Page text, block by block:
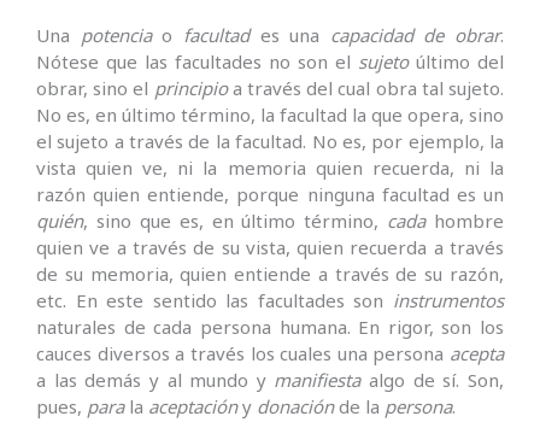
Una potenciao facultades una capacidad de obrar.
Nótese que las facultades no son el sujetoúltimo del
obrar, sino el principioa través del cual obra tal sujeto.
No es, en último término, la facultad la que opera, sino
el sujeto a través de la facultad. No es, por ejemplo, la
vista quien ve, ni la memoria quien recuerda, ni la
razón quien entiende, porque ninguna facultad es un
quién, sino que es, en último término, cadahombre
quien ve a través de su vista, quien recuerda a través
de su memoria, quien entiende a través de su razón,
etc. En este sentido las facultades son instrumentos
naturales de cada persona humana. En rigor, son los
cauces diversos a través los cuales una persona acepta
a las demás y al mundo y manifiestaalgo de sí. Son,
pues, parala aceptacióny donaciónde la persona.